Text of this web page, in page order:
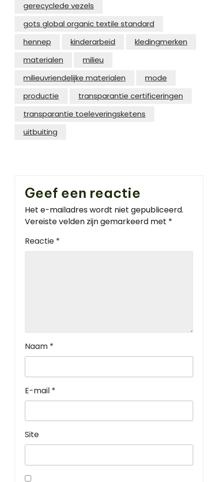
gerecyclede vezels
gots global organic textile standard
hennep
kinderarbeid
kledingmerken
materialen
milieu
milieuvriendelijke materialen
mode
productie
transparantie certificeringen
transparantie toeleveringsketens
uitbuiting
Geef een reactie
Het e-mailadres wordt niet gepubliceerd.
Vereiste velden zijn gemarkeerd met *
Reactie *
Naam *
E-mail *
Site